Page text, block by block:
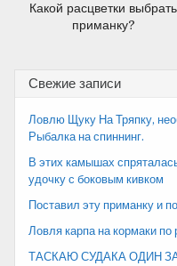
Какой расцветки выбрать
приманку?
Свежие записи
Ловлю Щуку На Тряпку,
Рыбалка на спиннинг.
В этих камышах
удочку с боковым кивком
Поставил эту приманку и
Ловля карпа на кормаки по
ТАСКАЮ СУДАКА ОДИН ЗА